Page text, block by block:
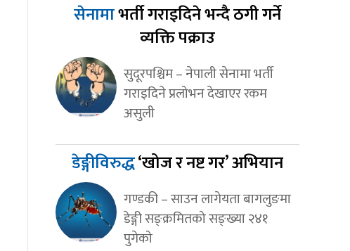
सेनामाभर्ती गराइदिने भन्दै ठगी गर्ने
व्यक्ति पक्राउ
सुदूरपश्चिम – नेपाली सेनामा भर्ती
गराइदिने प्रलोभन देखाएर रकम
असुली
डेङ्गीविरुद्ध‘खोज र नष्ट गर’ अभियान
गण्डकी – साउन लागेयता बागलुङमा
डेङ्गी सङ्क्रमितको सङ्ख्या २४१
पुगेको